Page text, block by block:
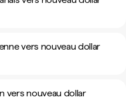
vers nouveau dollar
vers nouveau dollar